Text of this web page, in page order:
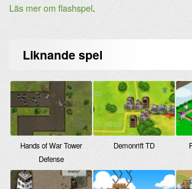
Läs mer om flashspel.
Liknandespel
Hands of War Tower
Defense
Demonrift TD